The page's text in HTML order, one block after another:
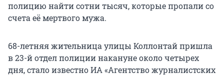
полицию найти сотни тысяч, которые пропали со
счета её мертвого мужа.
68-летняя жительница улицы Коллонтай пришла
в 23-й отдел полиции накануне около четырех
дня, стало известно ИА «Агентство журналистских